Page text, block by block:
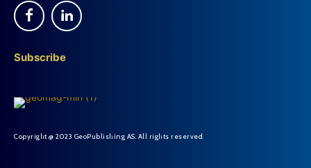
Subscribe
Copyright @ 2023 GeoPublishing AS. All rights reserved.